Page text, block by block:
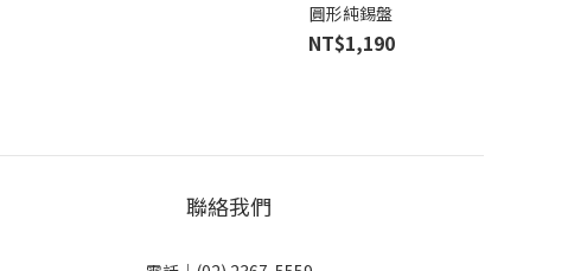
圓形純錫盤
NT$1,190
聯絡我們